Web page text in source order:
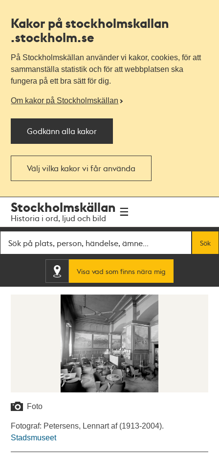
Kakor på stockholmskallan
.stockholm.se
På Stockholmskällan använder vi kakor, cookies, för att
sammanställa statistik och för att webbplatsen ska
fungera på ett bra sätt för dig.
Om kakor på Stockholmskällan
Godkänn alla kakor
Välj vilka kakor vi får använda
navigationen
huvudinnehållet
Stockholmskällan
Historia i ord, ljud och bild
Sök
Visa vad som finns nära mig
Foto
Fotograf: Petersens, Lennart af (1913-2004).
Stadsmuseet